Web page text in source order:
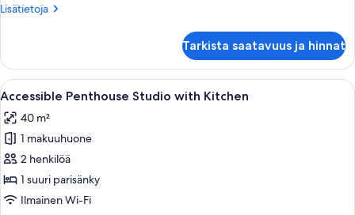
kuvat
Lisätietoja
Lisätietoja
Studio
with
Kitchen
Tarkista saatavuus ja hinnat
Avaa
kaikki
huonetyypin
Accessible
Penthouse
Studio
with
Moderni hotellihuone, jossa on
11
Accessible Penthouse Studio with Kitchen
40 m²
1 makuuhuone
2 henkilöä
1 suuri parisänky
Ilmainen Wi-Fi